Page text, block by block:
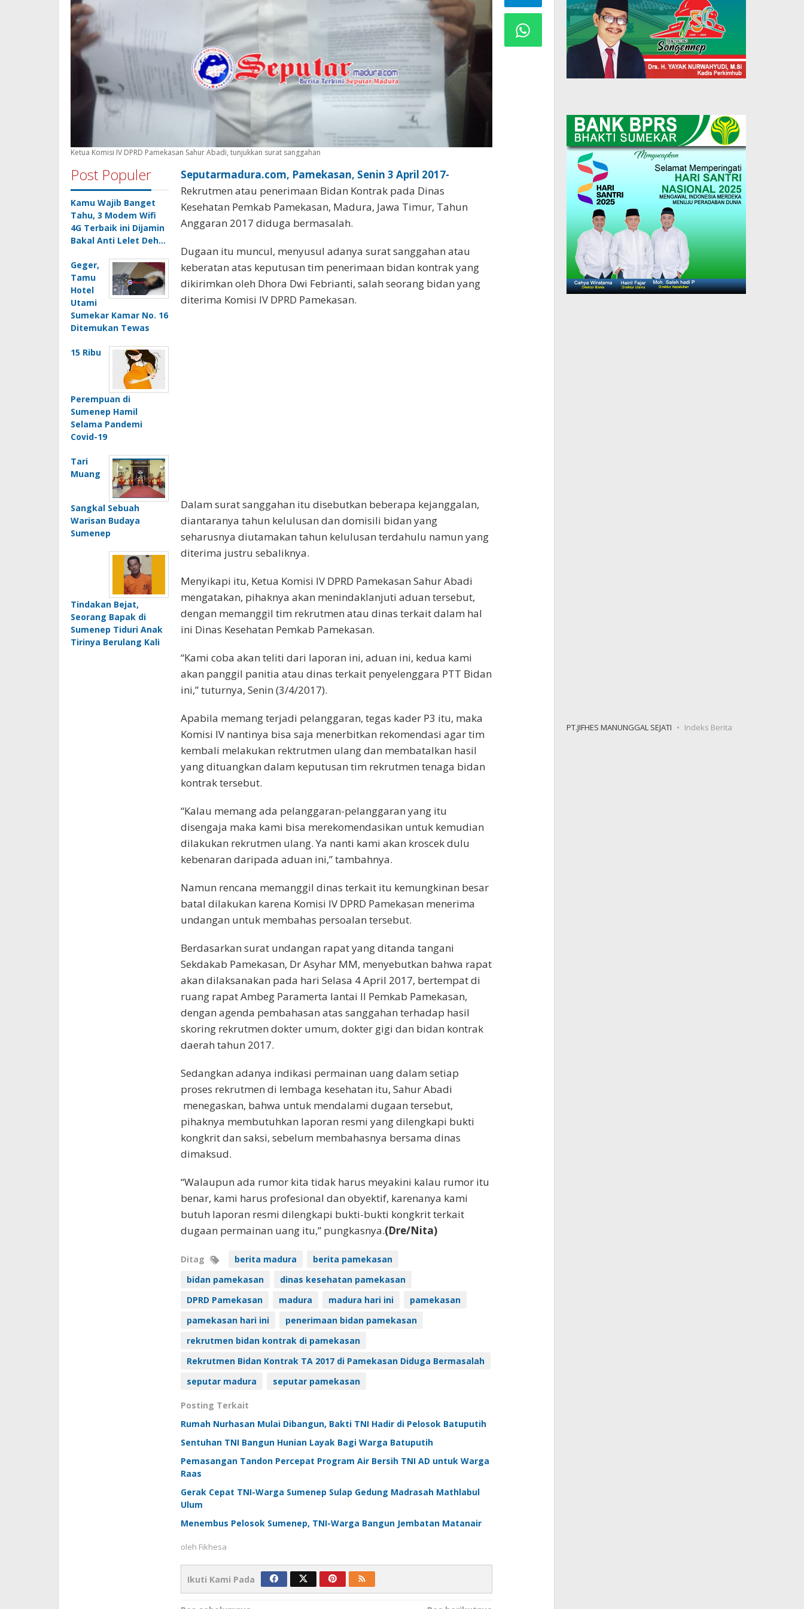
Ketua Komisi IV DPRD Pamekasan Sahur Abadi, tunjukkan surat sanggahan
Post Populer
Kamu Wajib Banget
Tahu, 3 Modem Wifi
4G Terbaik ini Dijamin
Bakal Anti Lelet Deh…
Geger,
Tamu
Hotel
Utami
Sumekar Kamar No. 16
Ditemukan Tewas
15 Ribu
Perempuan di
Sumenep Hamil
Selama Pandemi
Covid-19
Tari
Muang
Sangkal Sebuah
Warisan Budaya
Sumenep
Tindakan Bejat,
Seorang Bapak di
Sumenep Tiduri Anak
Tirinya Berulang Kali
Seputarmadura.com, Pamekasan, Senin 3 April 2017-
Rekrutmen atau penerimaan Bidan Kontrak pada Dinas
Kesehatan Pemkab Pamekasan, Madura, Jawa Timur, Tahun
Anggaran 2017 diduga bermasalah.
Dugaan itu muncul, menyusul adanya surat sanggahan atau
keberatan atas keputusan tim penerimaan bidan kontrak yang
dikirimkan oleh Dhora Dwi Febrianti, salah seorang bidan yang
diterima Komisi IV DPRD Pamekasan.
Dalam surat sanggahan itu disebutkan beberapa kejanggalan,
diantaranya tahun kelulusan dan domisili bidan yang
seharusnya diutamakan tahun kelulusan terdahulu namun yang
diterima justru sebaliknya.
Menyikapi itu, Ketua Komisi IV DPRD Pamekasan Sahur Abadi
mengatakan, pihaknya akan menindaklanjuti aduan tersebut,
dengan memanggil tim rekrutmen atau dinas terkait dalam hal
ini Dinas Kesehatan Pemkab Pamekasan.
“Kami coba akan teliti dari laporan ini, aduan ini, kedua kami
akan panggil panitia atau dinas terkait penyelenggara PTT Bidan
ini,” tuturnya, Senin (3/4/2017).
Apabila memang terjadi pelanggaran, tegas kader P3 itu, maka
Komisi IV nantinya bisa saja menerbitkan rekomendasi agar tim
kembali melakukan rektrutmen ulang dan membatalkan hasil
yang dituangkan dalam keputusan tim rekrutmen tenaga bidan
kontrak tersebut.
“Kalau memang ada pelanggaran-pelanggaran yang itu
disengaja maka kami bisa merekomendasikan untuk kemudian
dilakukan rekrutmen ulang. Ya nanti kami akan kroscek dulu
kebenaran daripada aduan ini,” tambahnya.
Namun rencana memanggil dinas terkait itu kemungkinan besar
batal dilakukan karena Komisi IV DPRD Pamekasan menerima
undangan untuk membahas persoalan tersebut.
Berdasarkan surat undangan rapat yang ditanda tangani
Sekdakab Pamekasan, Dr Asyhar MM, menyebutkan bahwa rapat
akan dilaksanakan pada hari Selasa 4 April 2017, bertempat di
ruang rapat Ambeg Paramerta lantai II Pemkab Pamekasan,
dengan agenda pembahasan atas sanggahan terhadap hasil
skoring rekrutmen dokter umum, dokter gigi dan bidan kontrak
daerah tahun 2017.
Sedangkan adanya indikasi permainan uang dalam setiap
proses rekrutmen di lembaga kesehatan itu, Sahur Abadi
menegaskan, bahwa untuk mendalami dugaan tersebut,
pihaknya membutuhkan laporan resmi yang dilengkapi bukti
kongkrit dan saksi, sebelum membahasnya bersama dinas
dimaksud.
“Walaupun ada rumor kita tidak harus meyakini kalau rumor itu
benar, kami harus profesional dan obyektif, karenanya kami
butuh laporan resmi dilengkapi bukti-bukti kongkrit terkait
dugaan permainan uang itu,” pungkasnya.(Dre/Nita)
Ditag berita madura
berita pamekasan
bidan pamekasan
dinas kesehatan pamekasan
DPRD Pamekasan
madura madura hari ini
pamekasan
pamekasan hari ini
penerimaan bidan pamekasan
rekrutmen bidan kontrak di pamekasan
Rekrutmen Bidan Kontrak TA 2017 di Pamekasan Diduga Bermasalah
seputar madura
seputar pamekasan
Posting Terkait
Rumah Nurhasan Mulai Dibangun, Bakti TNI Hadir di Pelosok Batuputih
Sentuhan TNI Bangun Hunian Layak Bagi Warga Batuputih
Pemasangan Tandon Percepat Program Air Bersih TNI AD untuk Warga
Raas
Gerak Cepat TNI-Warga Sumenep Sulap Gedung Madrasah Mathlabul
Ulum
Menembus Pelosok Sumenep, TNI-Warga Bangun Jembatan Matanair
oleh Fikhesa
Ikuti Kami Pada
PT.JIFHES MANUNGGAL SEJATI Indeks Berita